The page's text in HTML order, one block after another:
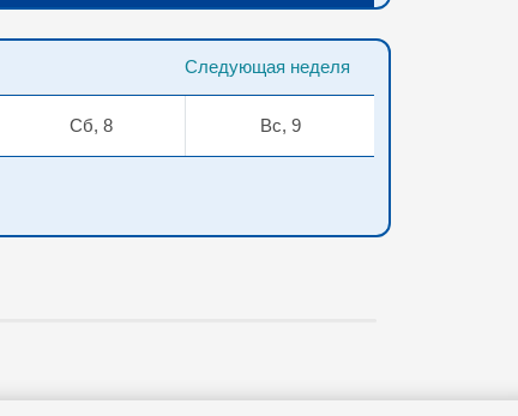
Следующая неделя
Сб, 8 Вс, 9